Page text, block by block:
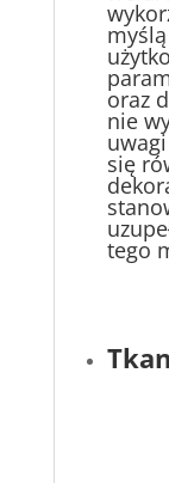
oraz
nie
się
tego